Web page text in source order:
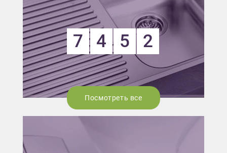
7 4 5 2
Посмотреть все